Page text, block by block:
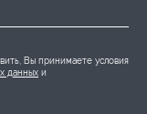
Вы принимаете условия
данных и